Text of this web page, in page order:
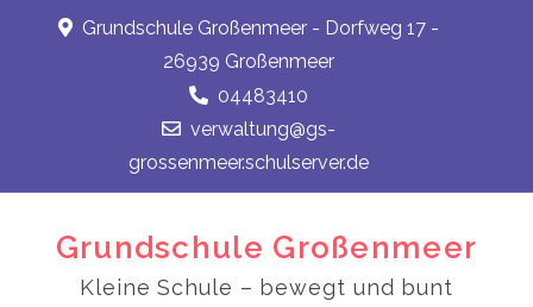
Grundschule Großenmeer - Dorfweg 17 -
26939 Großenmeer
04483410
verwaltung@gs-
grossenmeer.schulserver.de
Grundschule Großenmeer
Kleine Schule – bewegt und bunt